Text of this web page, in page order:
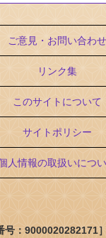
ご意見・お問い合わせ
リンク集
このサイトについて
サイトポリシー
人情報の取扱いにつ
：9000020282171］